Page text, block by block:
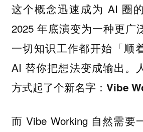
这个概念迅速成为 AI 圈
2025 年底演变为一种更广
一切知识工作都开始「顺
AI 替你把想法变成输出。
方式起了个新名字： Vibe
而 Vibe Working 自然需要